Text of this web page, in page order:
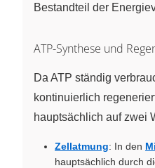
Bestandteil der
ATP-Synthese und
Da ATP ständig
kontinuierlich
hauptsächlich auf zwei
Zellatmung: In den
hauptsächlich durch